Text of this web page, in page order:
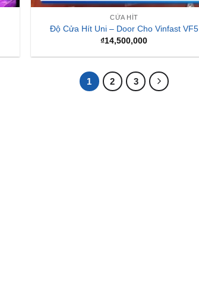
CỬA HÍT
Độ Cửa Hít Uni – Door Cho Vinfast VF5
₫14,500,000
1 2 3